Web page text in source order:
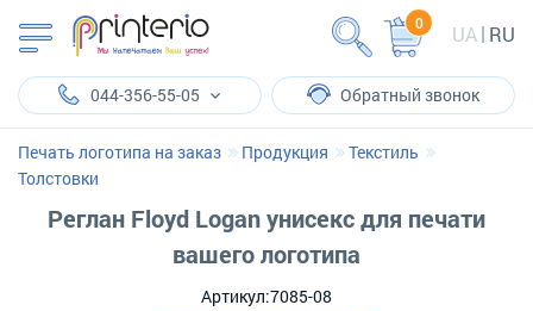
UA RU
0
044-356-55-05 Обратный звонок
Печать логотипа на заказ Продукция
Текстиль
Толстовки
Реглан Floyd Logan унисекс для печати
вашего логотипа
Артикул:7085-08